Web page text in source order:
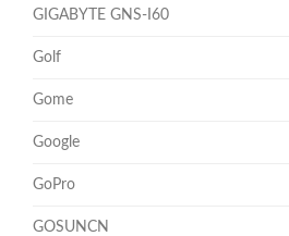
GIGABYTE GNS-I60
Golf
Gome
Google
GoPro
GOSUNCN